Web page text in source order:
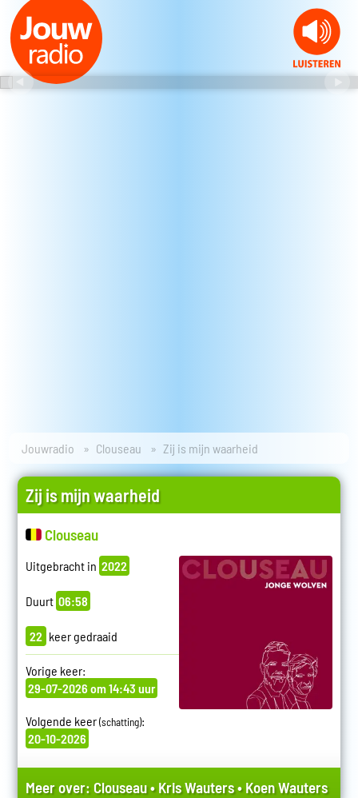
Jouwradio Clouseau Zij is mijn waarheid
Zij is mijn waarheid
Clouseau
Uitgebracht in 2022
Duurt 06:58
22 keer gedraaid
Vorige keer:
29-07-2026 om 14:43 uur
Volgende keer(schatting):
20-10-2026
Meer over: Clouseau•Kris Wauters•Koen Wauters